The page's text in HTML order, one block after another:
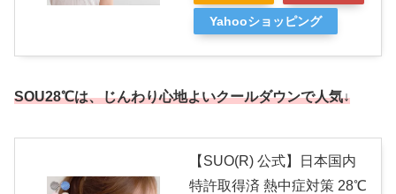
Yahooショッピング
SOU28℃は、じんわり心地よいクールダウンで人気↓
【SUO(R) 公式】日本国内
特許取得済 熱中症対策 28℃